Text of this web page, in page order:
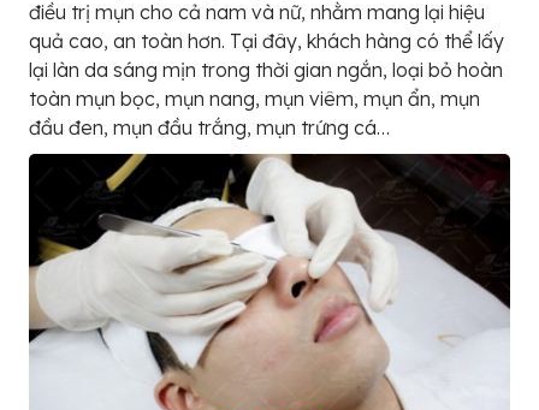
điều trị mụn cho cả nam và nữ, nhằm mang lại hiệu
quả cao, an toàn hơn. Tại đây, khách hàng có thể lấy
lại làn da sáng mịn trong thời gian ngắn, loại bỏ hoàn
toàn mụn bọc, mụn nang, mụn viêm, mụn ẩn, mụn
đầu đen, mụn đầu trắng, mụn trứng cá…